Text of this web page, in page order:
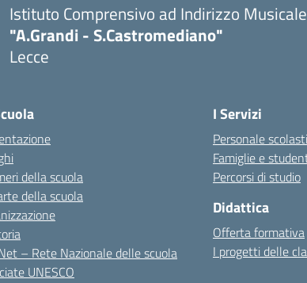
Istituto Comprensivo ad Indirizzo Musicale
"A.Grandi - S.Castromediano"
Lecce
della scuola
della scuola
– Rete Nazionale delle scuola
UNESCO
I Servizi
Personale
Famiglie e
Percorsi di studio
Didattica
Offerta formativa
I progetti delle